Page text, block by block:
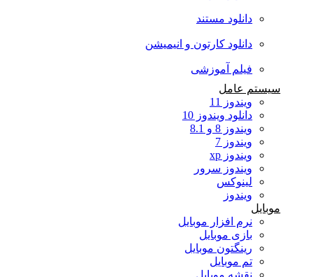
دانلود مستند
دانلود کارتون و انیمیشن
فیلم آموزشی
سیستم عامل
ویندوز 11
دانلود ویندوز 10
ویندوز 8 و 8.1
ویندوز 7
ویندوز xp
ویندوز سرور
لینوکس
ویندوز
موبایل
نرم افزار موبایل
بازی موبایل
رینگتون موبایل
تم موبایل
نقشه موبایل